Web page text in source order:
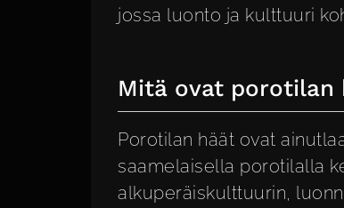
jossa luonto ja kulttuuri
Mitä ovat porotilan
Porotilan häät ovat
saamelaisella porotilalla
alkuperäiskulttuurin,